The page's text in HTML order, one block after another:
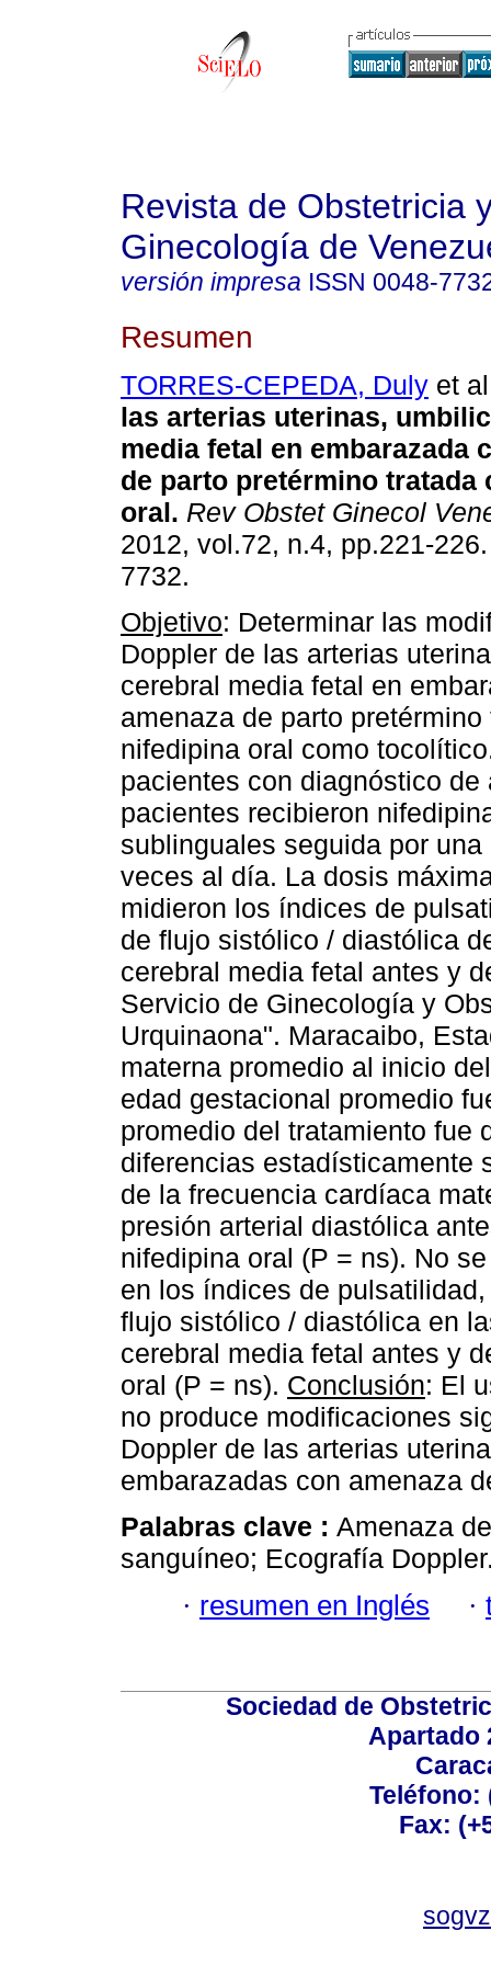
Revista de Obstetricia
Ginecología de
versión impresa ISSN 0048-
Resumen
TORRES-CEPEDA, Duly et
las arterias uterinas,
media fetal en embarazada
de parto pretérmino tratada
oral. Rev Obstet Ginecol
2012, vol.72, n.4, pp.221-
7732.
Objetivo: Determinar las
Doppler de las arterias
cerebral media fetal en
amenaza de parto
nifedipina oral como
pacientes con diagnóstico
pacientes recibieron
sublinguales seguida por
veces al día. La dosis
midieron los índices de
de flujo sistólico / diastólica
cerebral media fetal antes y
Servicio de Ginecología y
Urquinaona". Maracaibo,
materna promedio al inicio
edad gestacional promedio
promedio del tratamiento fue
diferencias estadísticamente
de la frecuencia cardíaca
presión arterial diastólica
nifedipina oral (P = ns). No
en los índices de
flujo sistólico / diastólica en
cerebral media fetal antes y
oral (P = ns). Conclusión: El
no produce modificaciones
Doppler de las arterias
embarazadas con amenaza
Palabras clave : Amenaza
sanguíneo; Ecografía
· resumen en Inglés ·
Sociedad de
Apartado
Teléfono:
Fax: